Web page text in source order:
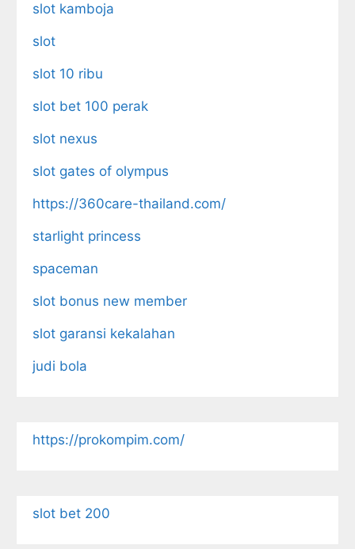
slot kamboja
slot
slot 10 ribu
slot bet 100 perak
slot nexus
slot gates of olympus
https://360care-thailand.com/
starlight princess
spaceman
slot bonus new member
slot garansi kekalahan
judi bola
https://prokompim.com/
slot bet 200